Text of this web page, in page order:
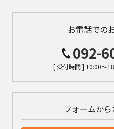
お電話での
092-
[ 受付時間 ] 10:00～
フォームか